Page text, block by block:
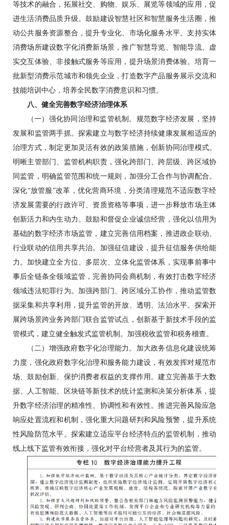
等技术的融合，拓展社交、购物、娱乐、展览等领域的应用，促
进生活消费品质升级。鼓励建设智慧社区和智慧服务生活圈，推
动公共服务资源整合，提升专业化、市场化服务水平。支持实体
消费场所建设数字化消费新场景，推广智慧导览、智能导流、虚
实交互体验、非接触式服务等应用，提升场景消费体验。培育一
批新型消费示范城市和领先企业，打造数字产品服务展示交流和
技能培训中心，培养全民数字消费意识和习惯。
八、健全完善数字经济治理体系
（一）强化协同治理和监管机制。规范数字经济发展，坚持
发展和监管两手抓。探索建立与数字经济持续健康发展相适应的
治理方式，制定更加灵活有效的政策措施，创新协同治理模式。
明晰主管部门、监管机构职责，强化跨部门、跨层级、跨区域协
同监管，明确监管范围和统一规则，加强分工合作与协调配合。
深化“放管服”改革，优化营商环境，分类清理规范不适应数字经
济发展需要的行政许可、资质资格等事项，进一步释放市场主体
创新活力和内生动力。鼓励和督促企业诚信经营，强化以信用为
基础的数字经济市场监管，建立完善信用档案，推进政企联动、
行业联动的信用共享共治。加强征信建设，提升征信服务供给能
力。加快建立全方位、多层次、立体化监管体系，实现事前事中
事后全链条全领域监管，完善协同会商机制，有效打击数字经济
领域违法犯罪行为。加强跨部门、跨区域分工协作，推动监管数
据采集和共享利用，提升监管的开放、透明、法治水平。探索开
展跨场景跨业务跨部门联合监管试点，创新基于新技术手段的监
管模式，建立健全触发式监管机制。加强税收监管和税务稽查。
（二）增强政府数字化治理能力。加大政务信息化建设统筹
力度，强化政府数字化治理和服务能力建设，有效发挥对规范市
场、鼓励创新、保护消费者权益的支撑作用。建立完善基于大数
据、人工智能、区块链等新技术的统计监测和决策分析体系，提
升数字经济治理的精准性、协调性和有效性。推进完善风险应急
响应处置流程和机制，强化重大问题研判和风险预警，提升系统
性风险防范水平。探索建立适应平台经济特点的监管机制，推动
线上线下监管有效衔接，强化对平台经营者及其行为的监管。